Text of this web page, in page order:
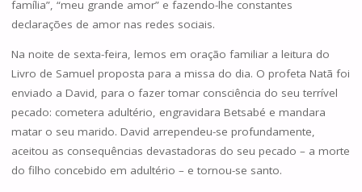
família”, “meu grande amor” e fazendo-lhe constantes
declarações de amor nas redes sociais.
Na noite de sexta-feira, lemos em oração familiar a leitura do
Livro de Samuel proposta para a missa do dia. O profeta Natã foi
enviado a David, para o fazer tomar consciência do seu terrível
pecado: cometera adultério, engravidara Betsabé e mandara
matar o seu marido. David arrependeu-se profundamente,
aceitou as consequências devastadoras do seu pecado – a morte
do filho concebido em adultério – e tornou-se santo.